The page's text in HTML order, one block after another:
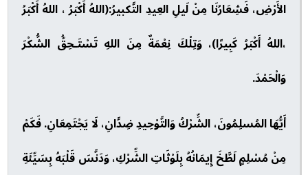
الأَرْضِ، فَشِعَارُنَا مِنْ لَيلِ العِيدِ التَّكبيرُ:(اللهُ أَكْبَرُ ، اللهُ أَكْبَرُ
،اللهُ أَكْبَرُ كَبِيرًا)، وَتِلْكَ نِعْمَةٌ مِنَ اللهِ تَسْتَـحِقُّ الشُّكْرَ
وَالْحَمْدَ.
أَيُّهَا المُسلِمُونَ، الشِّرْكُ وَالتَّوْحِيدِ ضِدَّانِ، لَا يَجْتَمِعَانِ. فَكَمْ
مِنْ مُسْلِمٍ لَطَّخَ إِيمَانُهُ بِلَوْثَاتِ الشِّرْكِ، وَدَنَّسَ قَلْبَهُ بِسَيِّئَةِ